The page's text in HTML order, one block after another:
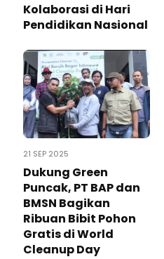
Kolaborasi di Hari
Pendidikan Nasional
21 SEP 2025
Dukung Green
Puncak, PT BAP dan
BMSN Bagikan
Ribuan Bibit Pohon
Gratis di World
Cleanup Day